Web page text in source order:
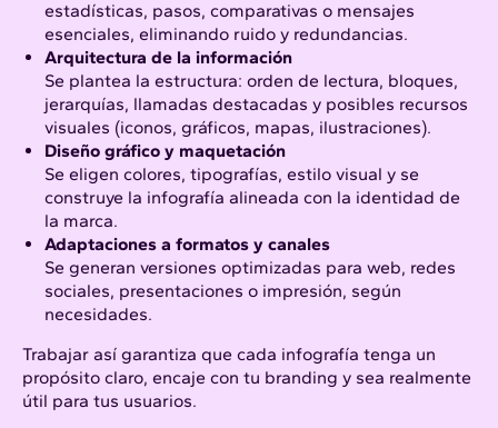
estadísticas, pasos, comparativas o mensajes
esenciales, eliminando ruido y redundancias.
Arquitectura de la información
Se plantea la estructura: orden de lectura, bloques,
jerarquías, llamadas destacadas y posibles recursos
visuales (iconos, gráficos, mapas, ilustraciones).
Diseño gráfico y maquetación
Se eligen colores, tipografías, estilo visual y se
construye la infografía alineada con la identidad de
la marca.
Adaptaciones a formatos y canales
Se generan versiones optimizadas para web, redes
sociales, presentaciones o impresión, según
necesidades.
Trabajar así garantiza que cada infografía tenga un
propósito claro, encaje con tu branding y sea realmente
útil para tus usuarios.